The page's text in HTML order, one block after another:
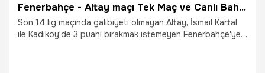
Fenerbahçe - Altay maçı Tek Maç ve Canlı Bahis seçenekleriyle Misli.com’da
Son 14 lig maçında galibiyeti olmayan Altay, İsmail Kartal
ile Kadıköy'de 3 puanı bırakmak istemeyen Fenerbahçe'ye